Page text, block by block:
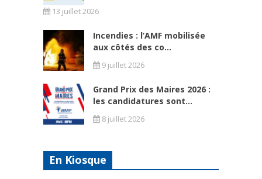
13 juillet 2026
Incendies : l’AMF mobilisée
aux côtés des co...
9 juillet 2026
Grand Prix des Maires 2026 :
les candidatures sont...
8 juillet 2026
En Kiosque